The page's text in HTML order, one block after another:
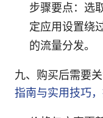
步骤要点：选
定应用设置绕
的流量分发。
九、购买后需要
指南与实用技巧